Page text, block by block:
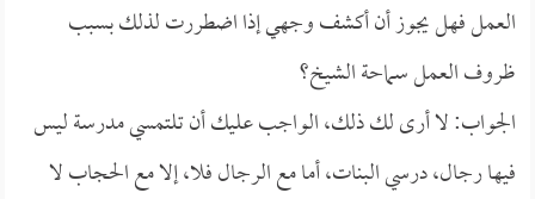
العمل فهل يجوز أن أكشف وجهي إذا اضطررت لذلك بسبب
ظروف العمل سماحة الشيخ؟
الجواب: لا أرى لك ذلك، الواجب عليك أن تلتمسي مدرسة ليس
فيها رجال، درسي البنات، أما مع الرجال فلا، إلا مع الحجاب لا